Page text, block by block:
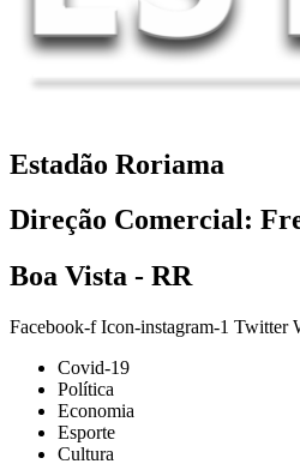
Estadão Roriama
Direção Comercial:
Boa Vista - RR
Facebook-f Icon-instagram-1 Twitter
Covid-19
Política
Economia
Esporte
Cultura